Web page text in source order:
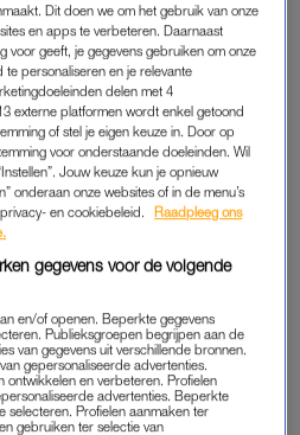
to succesniks voor mij was.
hebben om aan hun
tien jaar kan ik nog steeds iets
INNSBRUCK
dit jaar. Ze schrijft zich in voor
kan starten. Die
door te werken. Haar huur in
niet. “Waarom zou ik in
mijn huur te betalen, dacht ik. Ik
in een ander land werken om
Dit doen we om het gebruik van onze
en apps te verbeteren. Daarnaast
voor geeft, je gegevens gebruiken om onze
personaliseren en je relevante
delen met 4
externe platformen wordt enkel getoond
of stel je eigen keuze in. Door op
voor onderstaande doeleinden. Wil
Jouw keuze kun je opnieuw
onderaan onze websites of in de menu’s
en cookiebeleid.
Raadpleeg ons
gegevens voor de volgende
en/of openen. Beperkte gegevens
Publieksgroepen begrijpen aan de
van gegevens uit verschillende bronnen.
gepersonaliseerde advertenties.
ontwikkelen en verbeteren. Profielen
advertenties. Beperkte
selecteren. Profielen aanmaken ter
gebruiken ter selectie van